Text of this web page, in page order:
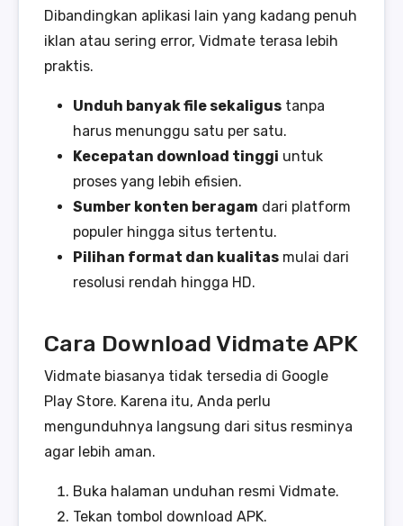
Dibandingkan aplikasi lain yang kadang penuh
iklan atau sering error, Vidmate terasa lebih
praktis.
Unduh banyak file sekaligus tanpa
harus menunggu satu per satu.
Kecepatan download tinggi untuk
proses yang lebih efisien.
Sumber konten beragam dari platform
populer hingga situs tertentu.
Pilihan format dan kualitas mulai dari
resolusi rendah hingga HD.
Cara Download Vidmate APK
Vidmate biasanya tidak tersedia di Google
Play Store. Karena itu, Anda perlu
mengunduhnya langsung dari situs resminya
agar lebih aman.
Buka halaman unduhan resmi Vidmate.
Tekan tombol download APK.